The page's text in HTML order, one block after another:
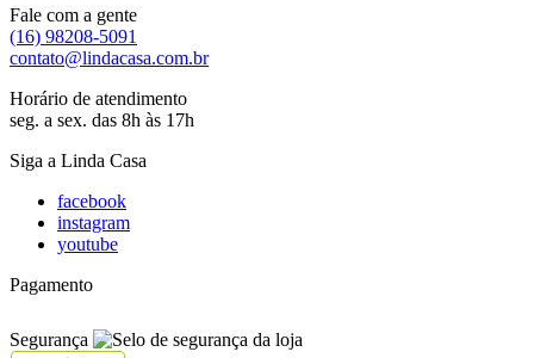
Fale com a gente
(16) 98208-5091
contato@lindacasa.com.br
Horário de atendimento
seg. a sex. das 8h às 17h
Siga a Linda Casa
facebook
instagram
youtube
Pagamento
Segurança